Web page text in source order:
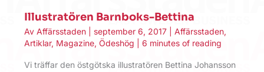
Illustratören Barnboks-Bettina
Av Affärsstaden september 6, 2017 Affärsstaden,
Artiklar, Magazine, Ödeshög 6 minutes of reading
Vi träffar den östgötska illustratören Bettina Johansson